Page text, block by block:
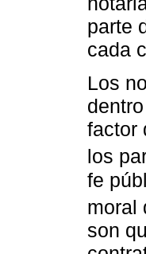
parte
cada
Los
factor
los
fe
moral
son